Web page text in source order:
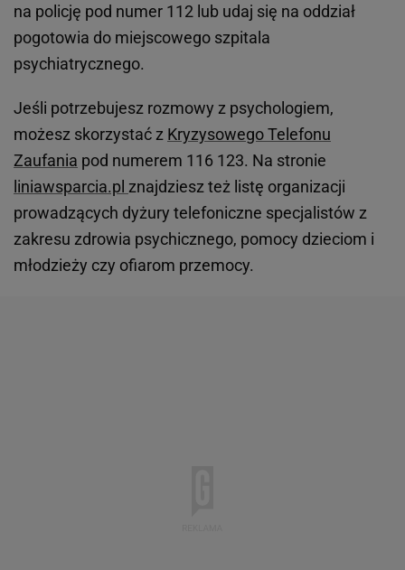
na policję pod numer 112 lub udaj się na oddział
pogotowia do miejscowego szpitala
psychiatrycznego.
Jeśli potrzebujesz rozmowy z psychologiem,
możesz skorzystać z Kryzysowego Telefonu
Zaufania pod numerem 116 123. Na stronie
liniawsparcia.pl znajdziesz też listę organizacji
prowadzących dyżury telefoniczne specjalistów z
zakresu zdrowia psychicznego, pomocy dzieciom i
młodzieży czy ofiarom przemocy.